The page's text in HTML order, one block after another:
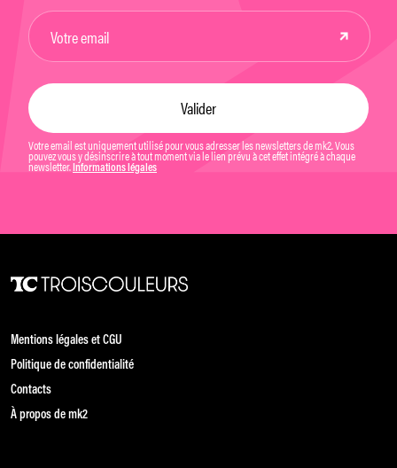
Votre email est uniquement utilisé pour vous adresser les newsletters de mk2. Vous
pouvez vous y désinscrire à tout moment via le lien prévu à cet effet intégré à chaque
newsletter. Informations légales
Mentions légales et CGU
Politique de confidentialité
Contacts
À propos de mk2